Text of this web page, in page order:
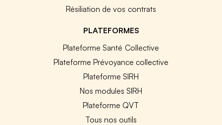
Résiliation de vos contrats
PLATEFORMES
Plateforme Santé Collective
Plateforme Prévoyance collective
Plateforme SIRH
Nos modules SIRH
Plateforme QVT
Tous nos outils